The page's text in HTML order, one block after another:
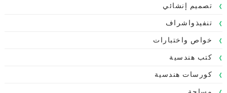
تصميم إنشائي
تنفيذواشراف
خواص واختبارات
كتب هندسية
كورسات هندسية